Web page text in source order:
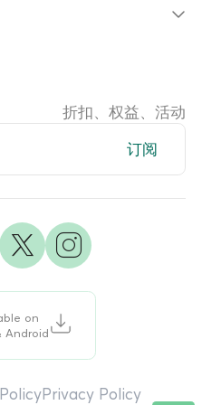
on
Android
折扣、权益、活动
订阅
Privacy Policy